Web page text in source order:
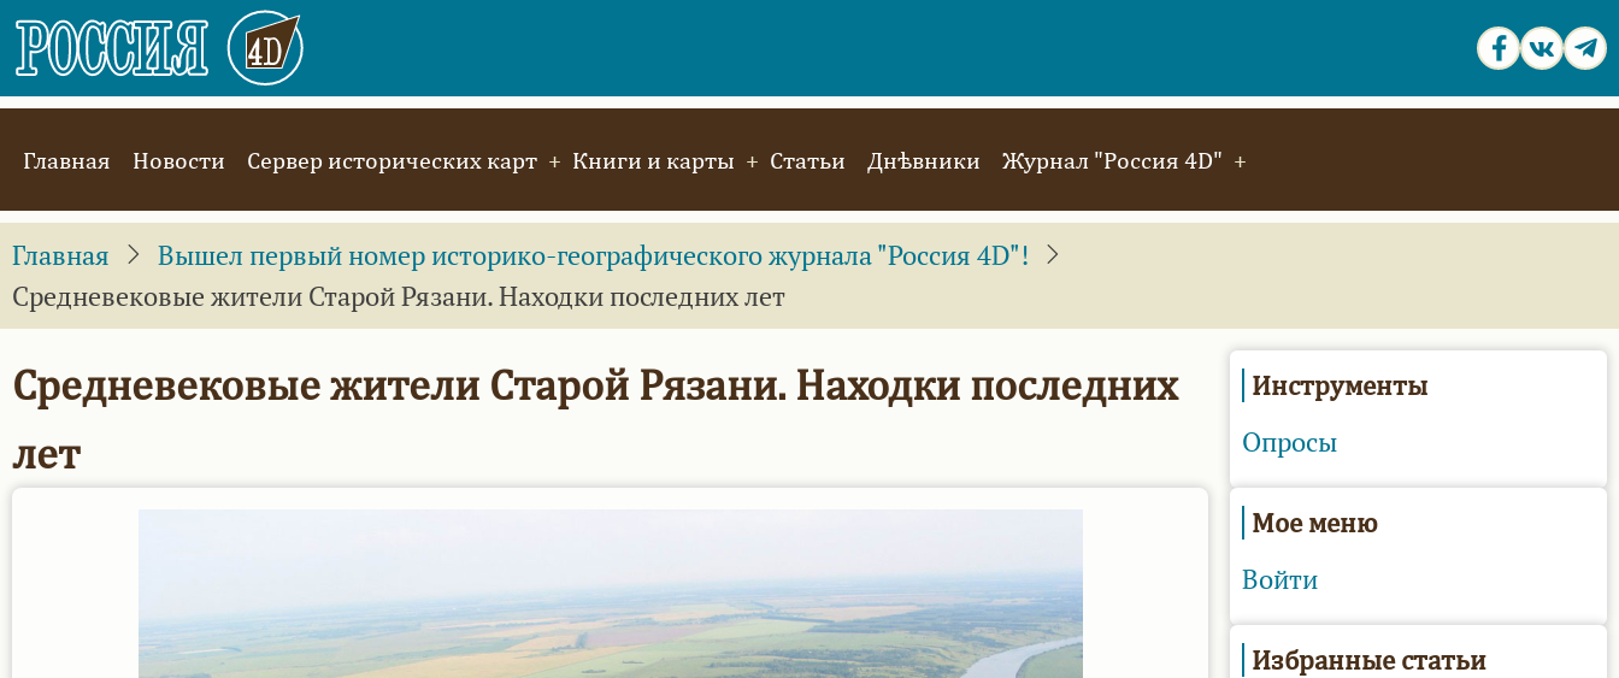
Перейти
основному
Main
navigation
Главная Новости Сервер исторических карт Книги и карты Статьи Днѣвники Журнал "Россия 4D"
Главная
Вышел первый номер историко-географического журнала "Россия 4D"!
Средневековые жители Старой Рязани. Находки последних лет
Средневековые жители Старой Рязани. Находки последних
лет
Инструменты
Опросы
Мое меню
Войти
Избранные статьи